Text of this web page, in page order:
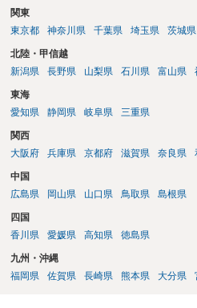
関東
東京都
神奈川県 千葉県 埼玉県 茨城県
北陸・甲信越
新潟県
長野県 山梨県 石川県 富山県
東海
愛知県
静岡県 岐阜県 三重県
関西
大阪府
兵庫県 京都府 滋賀県 奈良県
中国
広島県
岡山県 山口県 鳥取県 島根県
四国
香川県
愛媛県 高知県 徳島県
九州・沖縄
福岡県
佐賀県 長崎県 熊本県 大分県